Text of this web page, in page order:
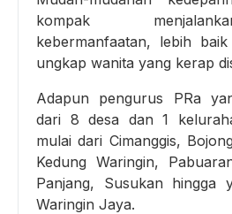
kompak
kebermanfaatan, lebih
ungkap wanita yang kerap
Adapun pengurus PRa
dari 8 desa dan 1
mulai dari Cimanggis,
Kedung Waringin,
Panjang, Susukan hingga
Waringin Jaya.